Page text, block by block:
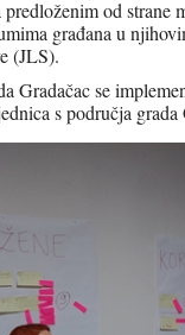
od strane
građana u
(JLS).
Gradačac se
s područja grada